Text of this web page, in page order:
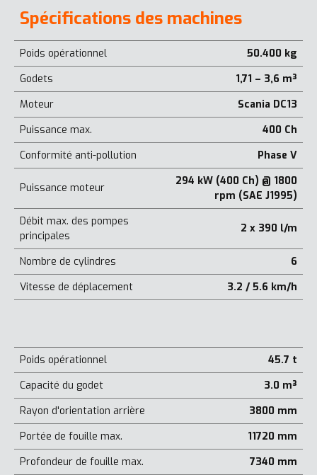
Spécifications des machines
Poids opérationnel
50.400 kg
Godets
1,71 – 3,6 m³
Moteur
Scania DC13
Puissance max.
400 Ch
Conformité anti-pollution
Phase V
Puissance moteur
294 kW (400 Ch) @ 1800
rpm (SAE J1995)
Débit max. des pompes
principales
2 x 390 l/m
Nombre de cylindres
6
Vitesse de déplacement
3.2 / 5.6 km/h
Poids opérationnel
45.7 t
Capacité du godet
3.0 m³
Rayon d'orientation arrière
3800 mm
Portée de fouille max.
11720 mm
Profondeur de fouille max.
7340 mm